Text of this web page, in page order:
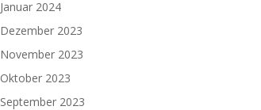
Januar 2024
Dezember 2023
November 2023
Oktober 2023
September 2023